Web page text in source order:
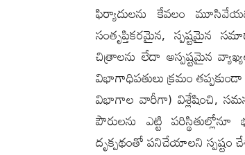
ఫిర్యాదులను కేవలం
సంతృప్తికరమైన, స్పష్టమైన
చిత్రాలను లేదా అస్పష్టమైన
విభాగాధిపతులు క్రమం
విభాగాల వారీగా) విశ్లేషించి,
పౌరులను ఎట్టి
దృక్పథంతో పనిచేయాలని స్పష్టం